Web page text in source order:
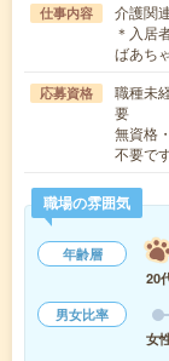
仕事内容
介護関
＊入居
ばあち
応募資格
職種未
要
無資格
不要で
職場の雰囲気
年齢層
20
男女比率
女